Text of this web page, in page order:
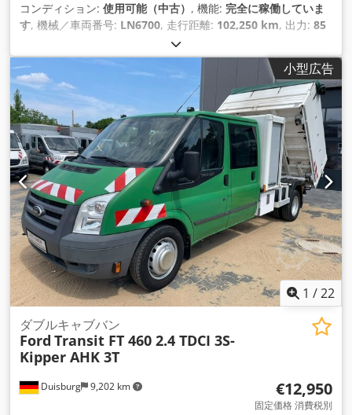
コンディション: 使用可能（中古） , 機能: 完全に稼働していま
す, 機械／車両番号: LN6700, 走行距離: 102,250 km, 出力: 85
, 初回登録:
ィーゼル, 空車重量:2,460 kg（キログラム）, 最大積載重量:
1,030 kg（キログラム）, 総重量: 3,500 kg（キログラム）, ア
クスル構成:
, 次回検査（TÜV）:01/2027, 燃料:ディーゼ
ル, 色:緑色, 変速方式:機械式 , ギア数: 6, 排出クラス:ユーロ4,
座席数:6, 全長:5,650 mm , 全幅:2,100 mm, 全高:2,180 mm,
許容軸重（軸1）:1,850 kg（キログラム）, 許容軸荷重（第2
軸）:2,450 kg（キログラム）, 荷室長: 2,370 mm , 荷室幅:
2,000 mm, 荷室高:1,000 mm, これまでの所有者数:1, 装備:
ABS（アンチロック・ブレーキ・システム）, すすフィルター,
エアバッグ, パワーステアリング, パーキングヒーター, 坂道発
進補助, 電子安定制御プログラム (ESP),
小型広告
1 /22
Duisburg 9,202 km
ダブルキャブバン
Ford Transit FT 460 2.4 TDCI 3S-
Kipper AHK 3T
€12,950
固定価格 消費税別